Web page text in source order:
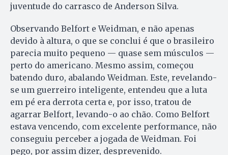
juventude do carrasco de Anderson Silva.
Observando Belfort e Weidman, e não apenas
devido à altura, o que se conclui é que o brasileiro
parecia muito pequeno — quase sem músculos —
perto do americano. Mesmo assim, começou
batendo duro, abalando Weidman. Este, revelando-
se um guerreiro inteligente, entendeu que a luta
em pé era derrota certa e, por isso, tratou de
agarrar Belfort, levando-o ao chão. Como Belfort
estava vencendo, com excelente performance, não
conseguiu perceber a jogada de Weidman. Foi
pego, por assim dizer, desprevenido.